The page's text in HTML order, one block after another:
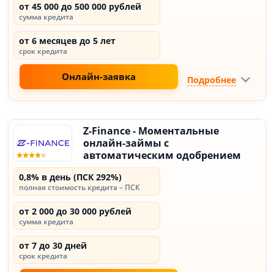
от 45 000 до 500 000 рублей
сумма кредита
от 6 месяцев до 5 лет
срок кредита
Онлайн-заявка Подробнее
Z-Finance - Моментальные
онлайн-займы с
автоматическим одобрением
0,8% в день (ПСК 292%)
полная стоимость кредита – ПСК
от 2 000 до 30 000 рублей
сумма кредита
от 7 до 30 дней
срок кредита